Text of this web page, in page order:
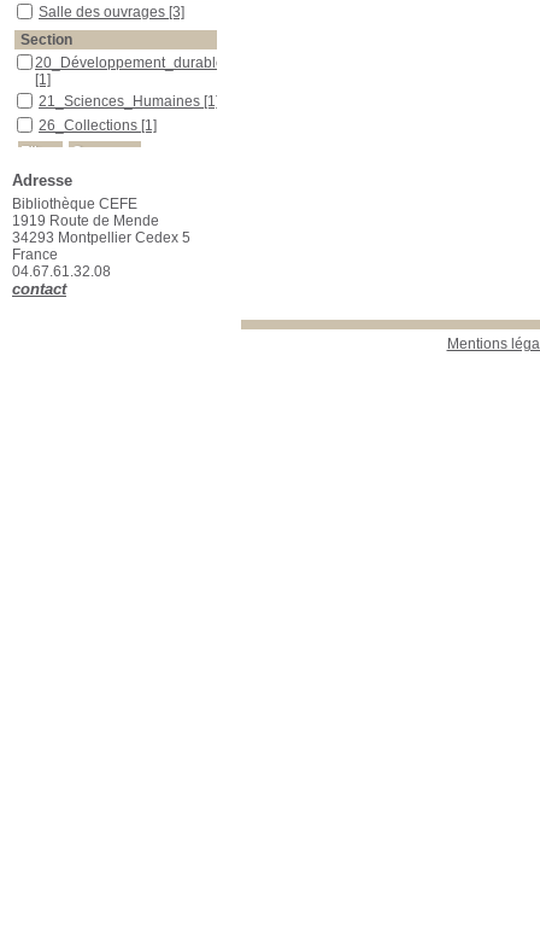
Mentions
Salle des ouvrages
Salle des ouvrages [3]
Section
20_Développement_durable
20_Développement_durable
[1]
21_Sciences_Humaines
21_Sciences_Humaines [1]
26_Collections
26_Collections [1]
Adresse
Bibliothèque CEFE
1919 Route de Mende
34293 Montpellier Cedex 5
France
04.67.61.32.08
contact